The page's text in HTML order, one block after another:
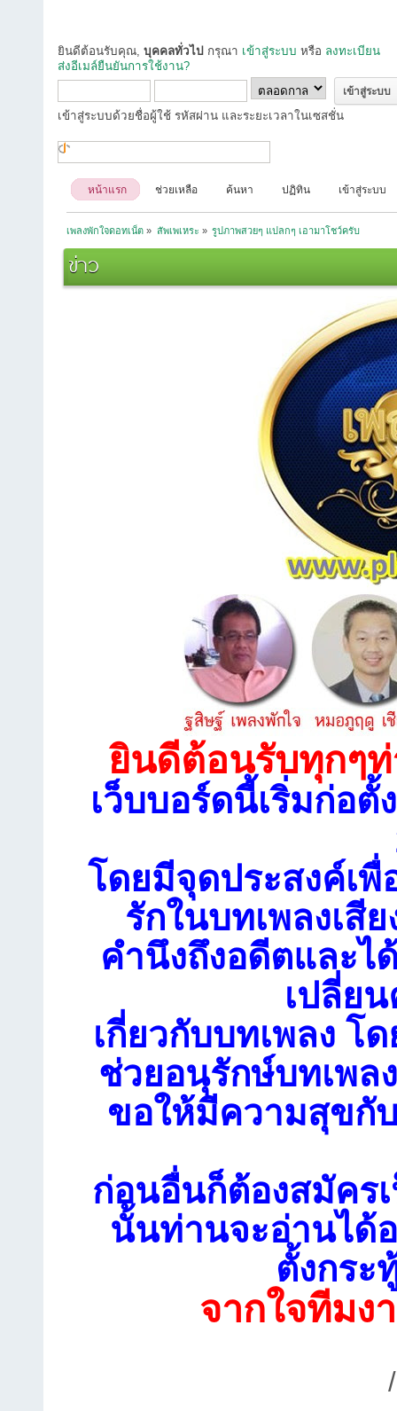
ยินดีต้อนรับคุณ, บุคคลทั่วไป กรุณา เข้าสู่ระบบ หรือ ลงทะเบียน
ส่งอีเมล์ยืนยันการใช้งาน?
เข้าสู่ระบบด้วยชื่อผู้ใช้ รหัสผ่าน และระยะเวลาในเซสชั่น
หน้าแรก ช่วยเหลือ ค้นหา ปฏิทิน เข้าสู่ระบบ
เพลงพักใจดอทเน็ต » สัพเพเหระ » รูปภาพสวยๆ แปลกๆ เอามาโชว์ครับ
ข่าว
ยินดีต้อนรับทุกๆท่
เว็บบอร์ดนี้เริ่มก่อ
โดยมีจุดประสงค์เ
รักในบทเพลงเสี
คำนึงถึงอดีตและไ
เปลี่ย
เกี่ยวกับบทเพลง โ
ช่วยอนุรักษ์บทเพล
ขอให้มีความสุขกั
ก่อนอื่นก็ต้องสมัคร
นั้นท่านจะอ่านได้
ตั้งกระ
จากใจทีมง